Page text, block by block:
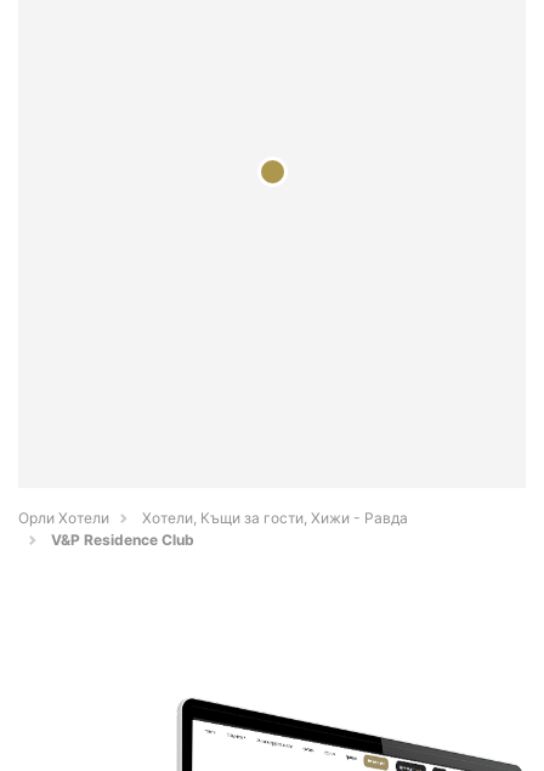
Орли Хотели
Хотели, Къщи за гости, Хижи - Равда
V&P Residence Club